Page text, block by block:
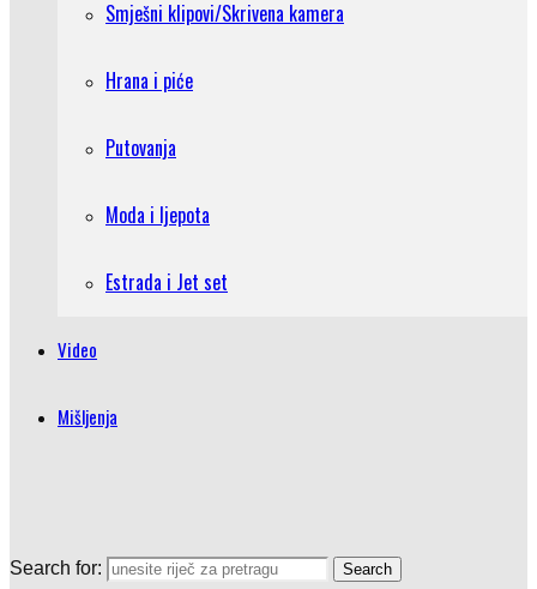
Smješni klipovi/Skrivena kamera
Hrana i piće
Putovanja
Moda i ljepota
Estrada i Jet set
Video
Mišljenja
Search for: Search